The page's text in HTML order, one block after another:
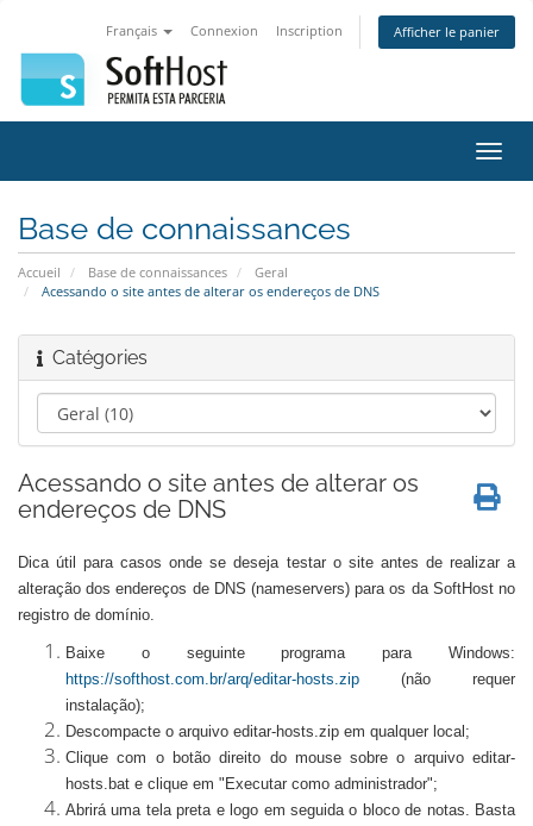
Français Connexion Inscription Afficher le panier
la
Base de connaissances
Accueil Base de connaissances
Geral
Acessando o site antes de alterar os endereços de DNS
Catégories
Acessando o site antes de alterar os
endereços de DNS
Dica útil para casos onde se deseja testar o site antes de realizar a
alteração dos endereços de DNS (nameservers) para os da SoftHost no
registro de domínio.
Baixe o seguinte programa para Windows:
https://softhost.com.br/arq/editar-hosts.zip (não requer
instalação);
Descompacte o arquivo editar-hosts.zip em qualquer local;
Clique com o botão direito do mouse sobre o arquivo editar-
hosts.bat e clique em "Executar como administrador";
Abrirá uma tela preta e logo em seguida o bloco de notas. Basta